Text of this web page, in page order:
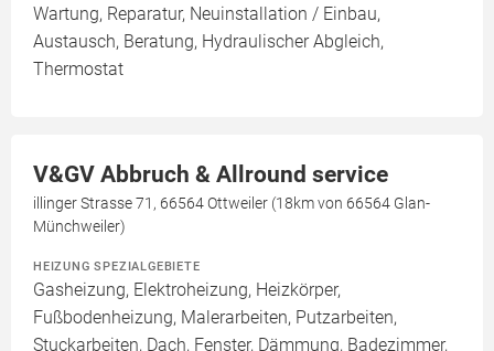
Wartung, Reparatur, Neuinstallation / Einbau,
Austausch, Beratung, Hydraulischer Abgleich,
Thermostat
V&GV Abbruch & Allround service
illinger Strasse 71, 66564 Ottweiler (18km von 66564 Glan-
Münchweiler)
HEIZUNG SPEZIALGEBIETE
Gasheizung, Elektroheizung, Heizkörper,
Fußbodenheizung, Malerarbeiten, Putzarbeiten,
Stuckarbeiten, Dach, Fenster, Dämmung, Badezimmer,